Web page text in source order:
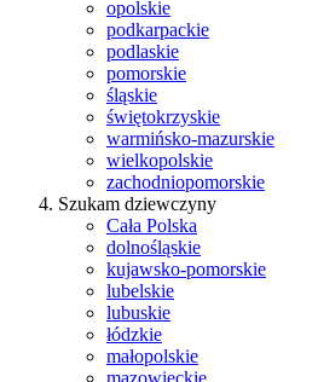
opolskie
podkarpackie
podlaskie
pomorskie
śląskie
świętokrzyskie
warmińsko-mazurskie
wielkopolskie
zachodniopomorskie
Szukam dziewczyny
Cała Polska
dolnośląskie
kujawsko-pomorskie
lubelskie
lubuskie
łódzkie
małopolskie
mazowieckie